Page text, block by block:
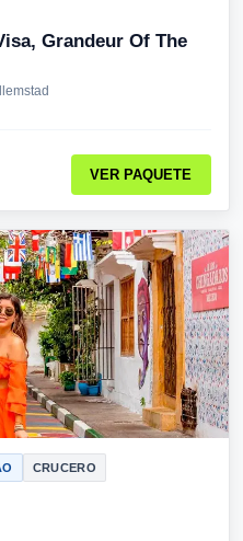
Grandeur Of The
VER PAQUETE
CRUCERO